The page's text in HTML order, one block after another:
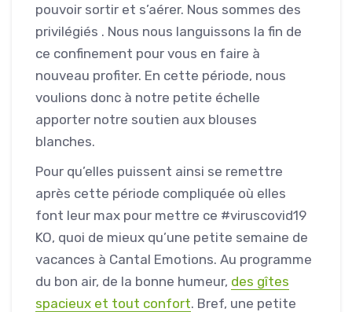
pouvoir sortir et s’aérer. Nous sommes des
privilégiés . Nous nous languissons la fin de
ce confinement pour vous en faire à
nouveau profiter. En cette période, nous
voulions donc à notre petite échelle
apporter notre soutien aux blouses
blanches.
Pour qu’elles puissent ainsi se remettre
après cette période compliquée où elles
font leur max pour mettre ce #viruscovid19
KO, quoi de mieux qu’une petite semaine de
vacances à Cantal Emotions. Au programme
du bon air, de la bonne humeur, des gîtes
spacieux et tout confort. Bref, une petite